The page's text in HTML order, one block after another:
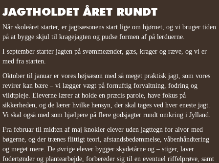
JAGTHOLDET ÅRET RUNDT
Når skoleåret starter, er jagtsæsonens start lige om hjørnet, og vi bruger tiden
på at bygge skjul til kragejagten og pudse formen af på lerduerne.
I september starter jagten på svømmeænder, gæs, krager og ræve, og vi er
med fra starten.
Oktober til januar er vores højsæson med så meget praktisk jagt, som vores
revirer kan bære – vi lægger vægt på fornuftig forvaltning, fodring og
vildtpleje. Eleverne lærer at holde en præcis parole, have fokus på
sikkerheden, og de lærer hvilke hensyn, der skal tages ved hver eneste jagt.
Vi skal også med som hjælpere på flere godsjagter rundt omkring i Jylland.
Fra februar til midten af maj knokler elever uden jagttegn for alvor med
bøgerne, og der trænes flittigt teori, afstandsbedømmelse, våbenhåndtering
og meget mere. De øvrige elever bygger skydetårne og – stiger, laver
fodertønder og plantearbejde, forbereder sig til en eventuel riffelprøve, samt